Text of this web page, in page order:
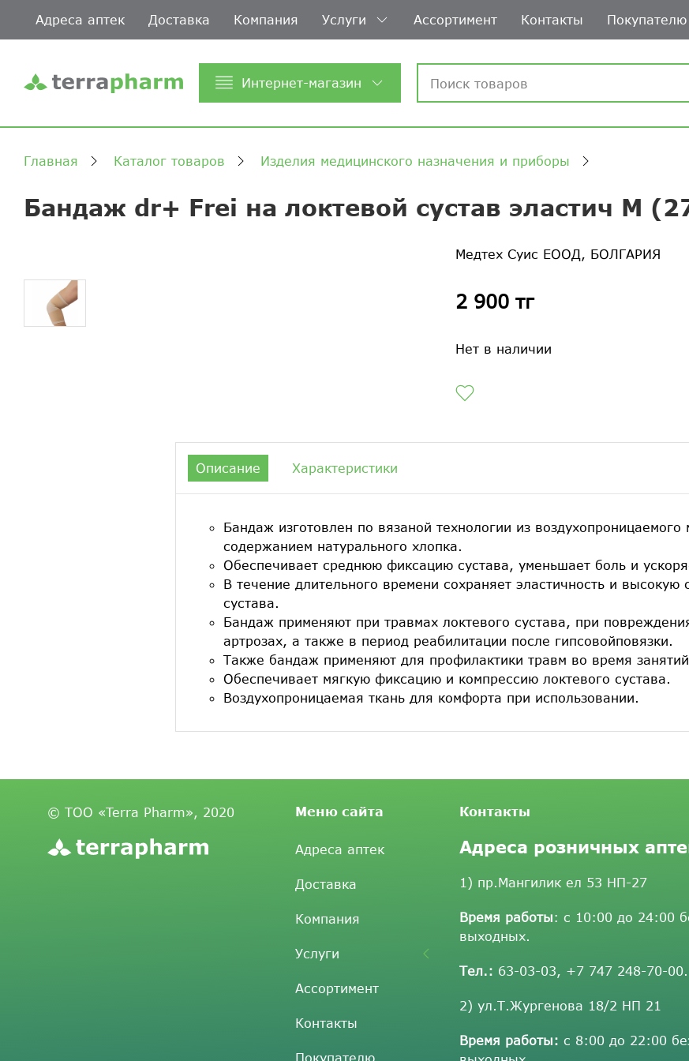
Адреса аптек Доставка Компания Услуги Ассортимент Контакты Покупателю
Интернет-магазин
Главная Каталог товаров Изделия медицинского назначения и приборы
Бандаж dr+ Frei на локтевой сустав эластич М
Медтех Суис ЕООД, БОЛГАРИЯ
2 900 тг
Нет в наличии
Описание Характеристики
Бандаж изготовлен по вязаной технологии из воздухопроницаемого
содержанием натурального хлопка.
Обеспечивает среднюю фиксацию сустава, уменьшает боль и
В течение длительного времени сохраняет эластичность и высокую
сустава.
Бандаж применяют при травмах локтевого сустава, при
артрозах, а также в период реабилитации после гипсовойповязки.
Также бандаж применяют для профилактики травм во время занятий
Обеспечивает мягкую фиксацию и компрессию локтевого сустава.
Воздухопроницаемая ткань для комфорта при использовании.
© ТОО «Terra Pharm», 2020 Меню сайта
Адреса аптек
Доставка
Компания
Услуги
Ассортимент
Контакты
Покупателю
Контакты
Адреса розничных
1) пр.Мангилик ел 53 НП-27
Время работы: с 10:00 до 24:00
выходных.
Тел.: 63-03-03, +7 747 248-70-00.
2) ул.Т.Жургенова 18/2 НП 21
Время работы: с 8:00 до 22:00